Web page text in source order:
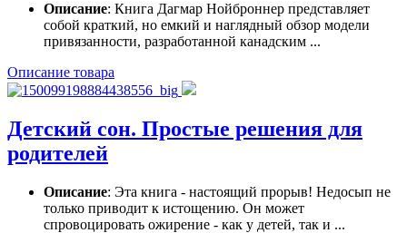
Описание: Книга Дагмар Нойброннер представляет
собой краткий, но емкий и наглядный обзор модели
привязанности, разработанной канадским ...
Описание товара
Детский сон. Простые решения для
родителей
Описание: Эта книга - настоящий прорыв! Недосып не
только приводит к истощению. Он может
спровоцировать ожирение - как у детей, так и ...